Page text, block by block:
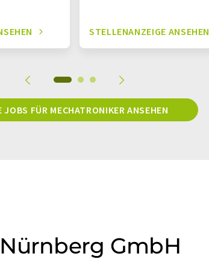
STELLENANZEIGE ANSEHEN
JOBS FÜR MECHATRONIKER ANSEHEN
GmbH